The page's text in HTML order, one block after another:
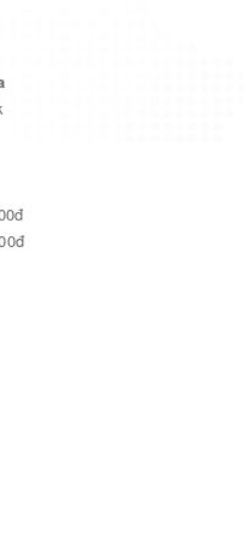
cho cuộc sống của bạn
và những ánh hào quang